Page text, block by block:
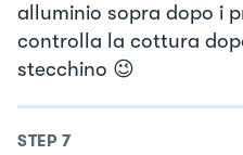
alluminio sopra dopo i
controlla la cottura
stecchino 😉
STEP 7